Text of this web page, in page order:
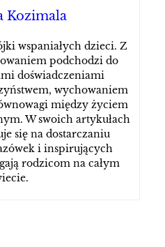
Kozimala
wspaniałych dzieci. Z
podchodzi do
doświadczeniami
wychowaniem
między życiem
W swoich artykułach
się na dostarczaniu
i inspirujących
rodzicom na całym